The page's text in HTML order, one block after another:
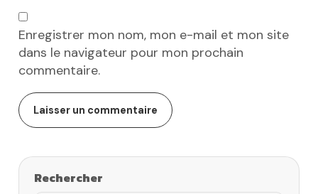
Enregistrer mon nom, mon e-mail et mon site
dans le navigateur pour mon prochain
commentaire.
Rechercher